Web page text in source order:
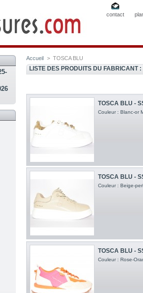
contact
Accueil > TOSCA BLU
LISTE DES PRODUITS DU FABRICANT
TOSCA BLU -
Couleur : Blanc-or
TOSCA BLU -
Couleur : Beige-
TOSCA BLU -
Couleur : Rose-